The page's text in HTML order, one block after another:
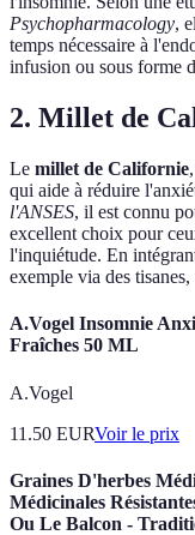
Psychopharmacology,
temps nécessaire à
infusion ou sous forme
2. Millet de
Le millet de Californie
qui aide à réduire
l'ANSES, il est connu
excellent choix pour
l'inquiétude. En
exemple via des
A.Vogel Insomnie
Fraîches 50 ML
A.Vogel
11.50 EURVoir le prix
Graines D'herbes
Médicinales
Ou Le Balcon -